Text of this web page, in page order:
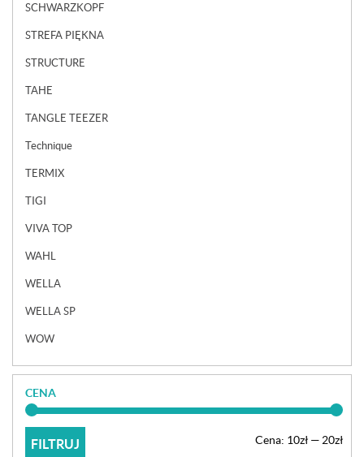
SCHWARZKOPF
STREFA PIĘKNA
STRUCTURE
TAHE
TANGLE TEEZER
Technique
TERMIX
TIGI
VIVA TOP
WAHL
WELLA
WELLA SP
WOW
CENA
FILTRUJ Cena: 10zł — 20zł